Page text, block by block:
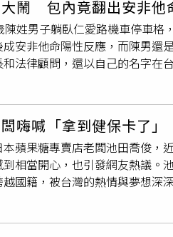
19歲陳男接受唾液毒品快篩後
步釐清。
鬧 包內竟翻出安非他
姓男子躺臥仁愛路機車停車
成安非他命陽性反應，而陳男
法律顧問，還以自己的名字在
，是北市知名的明星律師，卻
邊並大吵大鬧，附近民眾發現
隨身物品，想通知家屬前來處
後將他逮捕並帶回警局偵訊，
清。
嗨喊「拿到健保卡了
蘋果糖專賣店老闆池田喬俊，
相當開心，也引發網友熱議。
國籍，被台灣的熱情與夢想深
因摩擦而逐漸變淡，「聽說卡
資格，他也強調不會濫用醫療
，不少網友留言祝賀，「恭喜